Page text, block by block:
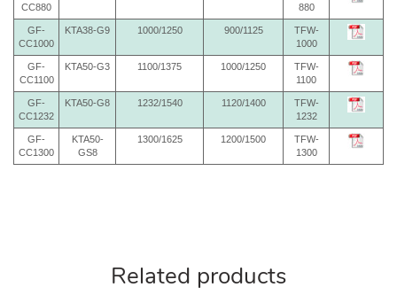
CC880
880
GF-
CC1000
KTA38-G9 1000/1250 900/1125
TFW-
1000
GF-
CC1100
KTA50-G3 1100/1375 1000/1250
TFW-
1100
GF-
CC1232
KTA50-G8 1232/1540 1120/1400
TFW-
1232
GF-
CC1300
KTA50-
GS8
1300/1625 1200/1500
TFW-
1300
Related products